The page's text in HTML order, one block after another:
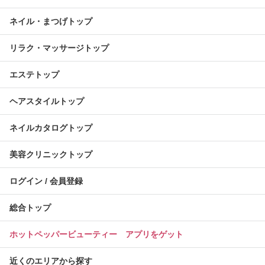
ネイル・まつげトップ
リラク・マッサージトップ
エステトップ
ヘアスタイルトップ
ネイルカタログトップ
美容クリニックトップ
ログイン / 会員登録
総合トップ
ホットペッパービューティー アプリをゲット
近くのエリアから探す